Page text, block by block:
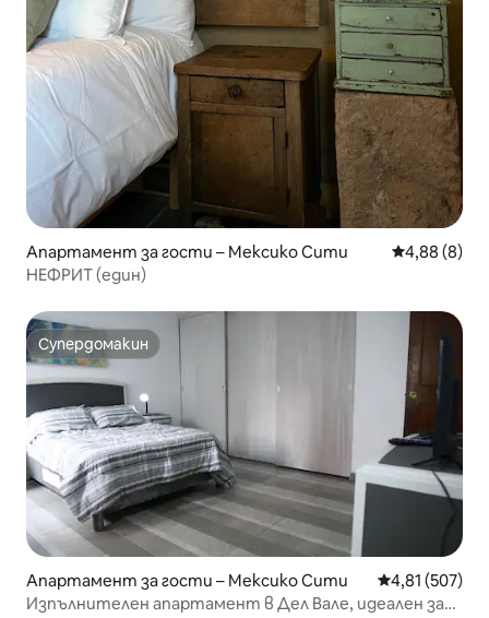
Апартамент за гости – Мексико Сити Средна
4,88 (8)
НЕФРИТ (един)
Супердомакин
Супердомакин
Апартамент за гости – Мексико Сити Средна
4,81 (507)
Изпълнителен апартамент в Дел Вале, идеален за